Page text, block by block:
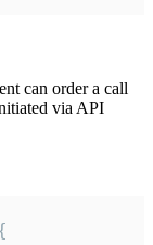
can order a call
via API